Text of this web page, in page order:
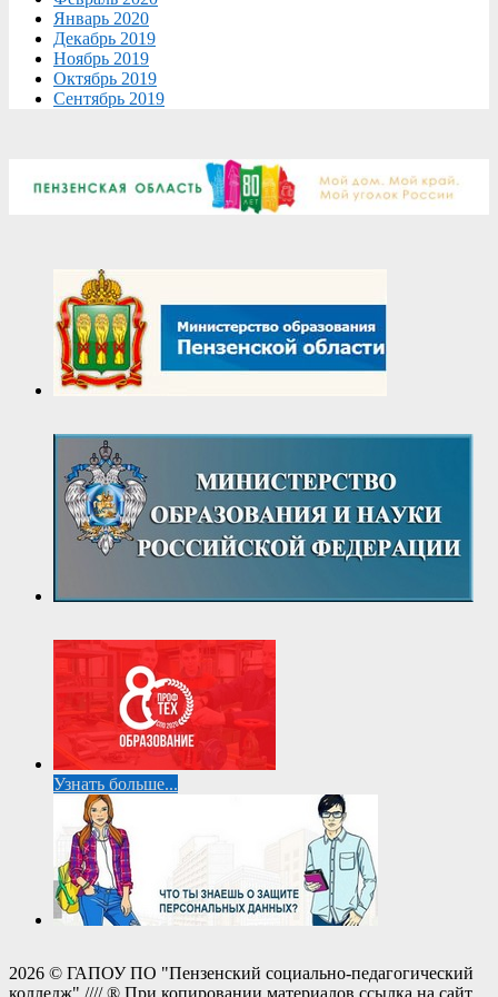
Январь 2020
Декабрь 2019
Ноябрь 2019
Октябрь 2019
Сентябрь 2019
Узнать больше...
2026 © ГАПОУ ПО "Пензенский социально-педагогический
колледж" //// ® При копировании материалов ссылка на сайт